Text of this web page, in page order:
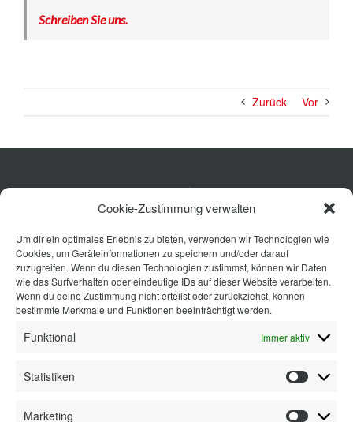
Cookie-Zustimmung verwalten
Um dir ein optimales Erlebnis zu bieten, verwenden wir Technologien wie
Cookies, um Geräteinformationen zu speichern und/oder darauf
zuzugreifen. Wenn du diesen Technologien zustimmst, können wir Daten
wie das Surfverhalten oder eindeutige IDs auf dieser Website verarbeiten.
Wenn du deine Zustimmung nicht erteilst oder zurückziehst, können
bestimmte Merkmale und Funktionen beeinträchtigt werden.
Funktional Immer aktiv
Statistiken
Marketing
Zurück Vor
Schreiben Sie uns.
Küche
Wohnen
Bad
Ausstattung
Planung
Kontakt